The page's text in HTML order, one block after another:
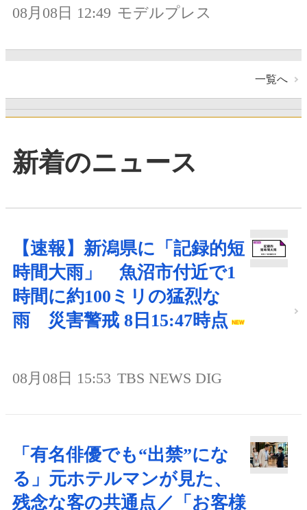
08月08日 12:49 モデルプレス
一覧へ
新着のニュース
【速報】新潟県に「記録的短
時間大雨」 魚沼市付近で1
時間に約100ミリの猛烈な
雨 災害警戒 8日15:47時点
08月08日 15:53 TBS NEWS DIG
「有名俳優でも“出禁”にな
る」元ホテルマンが見た、
残念な客の共通点／「お客様